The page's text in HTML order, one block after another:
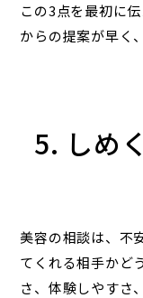
この3点を最初に
からの提案が早く
5. しめ
美容の相談は、不
てくれる相手かど
さ、体験しやすさ